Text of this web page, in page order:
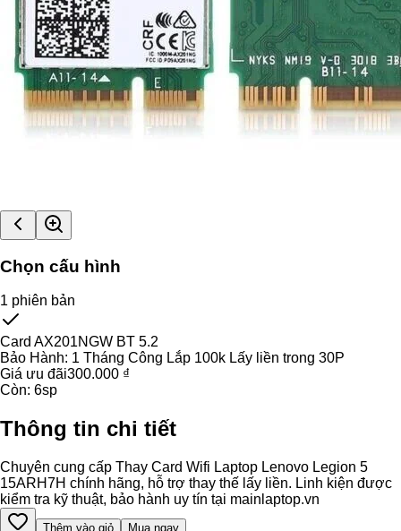
Chọn cấu hình
1 phiên bản
Card AX201NGW BT 5.2
Bảo Hành: 1 Tháng Công Lắp 100k Lấy liền trong 30P
Giá ưu đãi300.000 ₫
Còn: 6sp
Thông tin chi tiết
Chuyên cung cấp Thay Card Wifi Laptop Lenovo Legion 5
15ARH7H chính hãng, hỗ trợ thay thế lấy liền. Linh kiện được
kiểm tra kỹ thuật, bảo hành uy tín tại mainlaptop.vn
Thêm vào giỏ Mua ngay